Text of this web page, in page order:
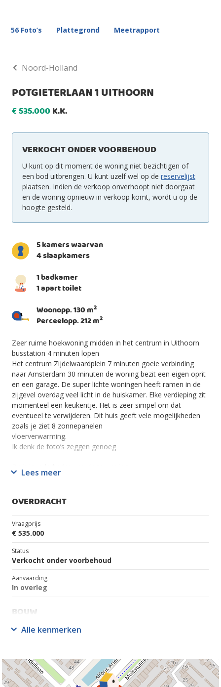
56 Foto’s Plattegrond Meetrapport
Noord-Holland
POTGIETERLAAN 1 UITHOORN
€535.000K.K.
VERKOCHT ONDER VOORBEHOUD
U kunt op dit moment de woning niet bezichtigen of
een bod uitbrengen. U kunt uzelf wel op de reservelijst
plaatsen. Indien de verkoop onverhoopt niet doorgaat
en de woning opnieuw in verkoop komt, wordt u op de
hoogte gesteld.
5 kamers waarvan
4 slaapkamers
1 badkamer
1 apart toilet
Woonopp. 130 m2
Perceelopp. 212 m2
Zeer ruime hoekwoning midden in het centrum in Uithoorn
busstation 4 minuten lopen
Het centrum Zijdelwaardplein 7 minuten goeie verbinding
naar Amsterdam 30 minuten de woning bezit een eigen oprit
en een garage. De super lichte woningen heeft ramen in de
zijgevel overdag veel licht in de huiskamer. Elke verdieping zit
momenteel een keukentje. Het is zeer simpel om dat
eventueel te verwijderen. Dit huis geeft vele mogelijkheden
zoals je ziet 8 zonnepanelen
vloerverwarming.
Ik denk de foto’s zeggen genoeg
Zonnepanelen airconditioning in de living, grotendeels
zonwering aan de zijkant en voorgevel en ruime uitbouw en
Lees meer
OVERDRACHT
Vraagprijs
€ 535.000
Status
Verkocht onder voorbehoud
Aanvaarding
In overleg
BOUW
Soort Woonhuis
Soort bouw
Bestaande bouw
Alle kenmerken